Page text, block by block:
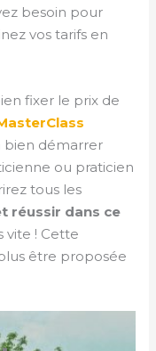
besoin pour
vos tarifs en
fixer le prix de
bien démarrer
ou praticien
tous les
réussir dans ce
vite ! Cette
être proposée